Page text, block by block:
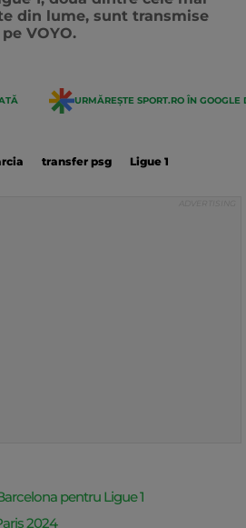
din lume, sunt transmise
VOYO.
URMĂREȘTE SPORT.RO ÎN GOOGLE
transfer psg Ligue 1
pentru Ligue 1
2024